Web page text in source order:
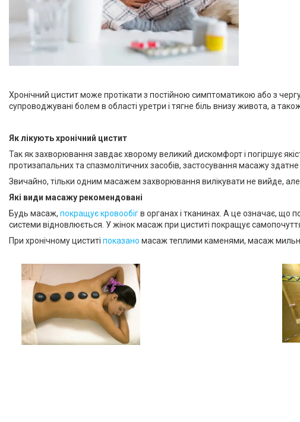
Хронічний цистит може протікати з постійною симптоматикою або з
супроводжувані болем в області уретри і тягне біль внизу живота, а
Як лікують хронічний цистит
Так як захворювання завдає хворому великий дискомфорт і погіршує
протизапальних та спазмолітичних засобів, застосування масажу
Звичайно, тільки одним масажем захворювання вилікувати не вийде,
Які види масажу рекомендовані
Будь масаж, покращує кровообігв органах і тканинах. А це означає, що
системи відновлюється. У жінок масаж при циститі покращує
При хронічному циститі показано масаж теплими каменями, масаж